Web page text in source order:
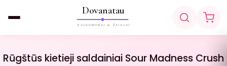
Dovanatau
SALDUMYNAI & ŽAISLAI
Rūgštūs kietieji saldainiai Sour Madness Crush